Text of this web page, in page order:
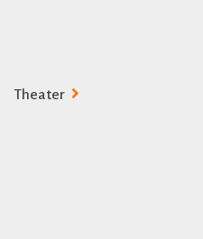
Theater